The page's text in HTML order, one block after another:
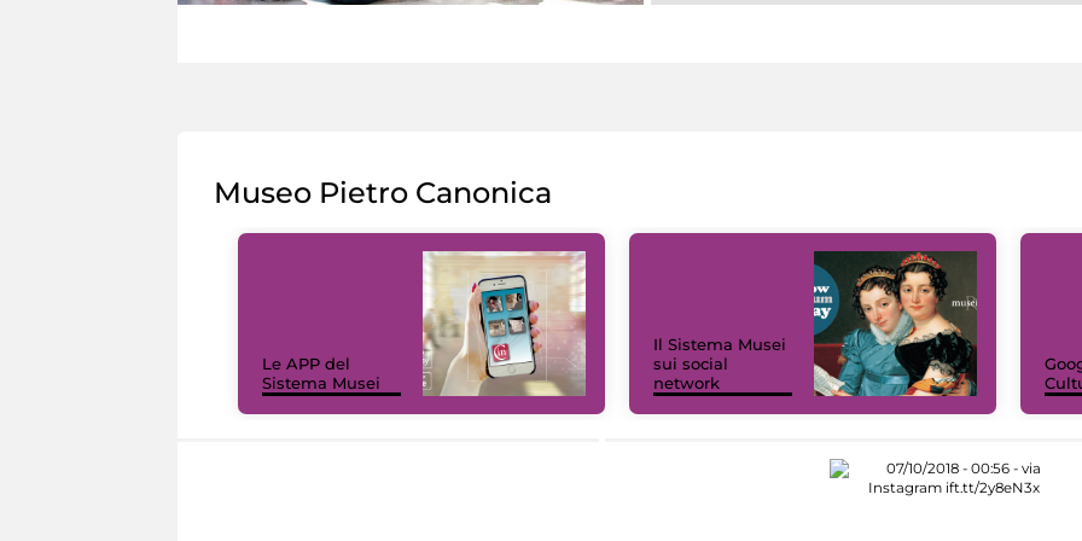
Museo Pietro Canonica
Le APP del
Sistema Musei
Il Sistema Musei
sui social
network